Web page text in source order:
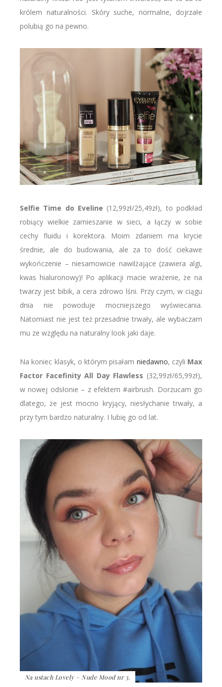
królem naturalności. Skóry suche, normalne, dojrzałe
polubią go na pewno.
Selfie Time do Eveline (12,99zł/25,49zł), to podkład
robiący wielkie zamieszanie w sieci, a łączy w sobie
cechy fluidu i korektora. Moim zdaniem ma krycie
średnie, ale do budowania, ale za to dość ciekawe
wykończenie – niesamowicie nawilżające (zawiera algi,
kwas hialuronowy)! Po aplikacji macie wrażenie, że na
twarzy jest bibik, a cera zdrowo lśni. Przy czym, w ciągu
dnia nie powoduje mocniejszego wyświecania.
Natomiast nie jest też przesadnie trwały, ale wybaczam
mu ze względu na naturalny look jaki daje.
Na koniec klasyk, o którym pisałam niedawno, czyli Max
Factor Facefinity All Day Flawless (32,99zł/65,99zł),
w nowej odsłonie – z efektem #airbrush. Dorzucam go
dlatego, że jest mocno kryjący, niesłychanie trwały, a
przy tym bardzo naturalny. I lubię go od lat.
Na ustach Lovely – Nude Mood nr 3.